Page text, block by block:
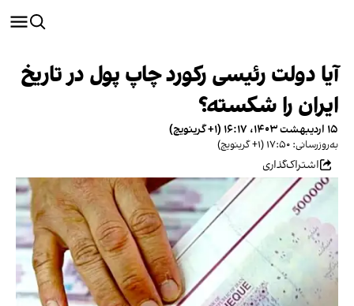
آیا دولت رئیسی رکورد چاپ پول در تاریخ
ایران را شکسته؟
۱۵ اردیبهشت ۱۴۰۳، ۱۶:۱۷ (‎+۱ گرینویچ)
به‌روزرسانی: ۱۷:۵۰ (‎+۱ گرینویچ)
اشتراک‌گذاری